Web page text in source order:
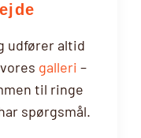
udfører altid
galleri –
til ringe
spørgsmål.